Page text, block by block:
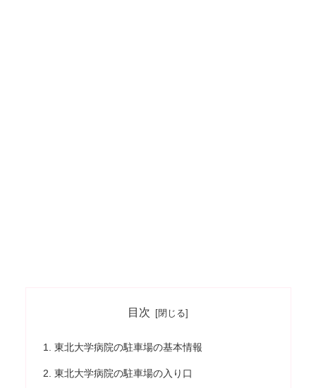
目次
東北大学病院の駐車場の基本情報
東北大学病院の駐車場の入り口